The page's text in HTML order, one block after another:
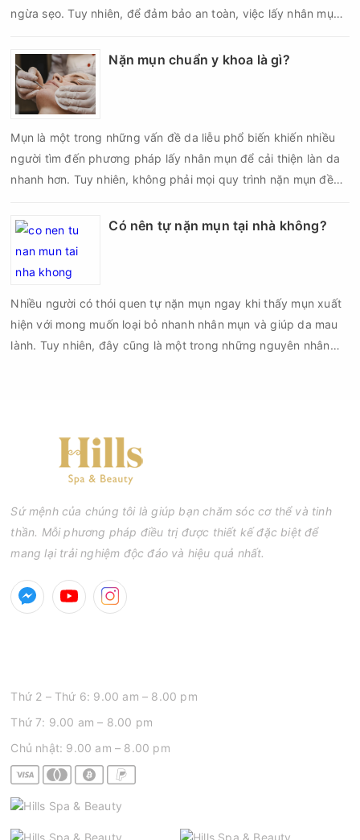
ngừa sẹo. Tuy nhiên, để đảm bảo an toàn, việc lấy nhân mụn
đủ các bước vô khuẩn và chăm sóc sau điều trị.
Nặn mụn chuẩn y khoa là gì?
Mụn là một trong những vấn đề da liễu phổ biến khiến nhiều
người tìm đến phương pháp lấy nhân mụn để cải thiện làn da
nhanh hơn. Tuy nhiên, không phải mọi quy trình nặn mụn đều
sai kỹ thuật hoặc lấy nhân mụn không đúng thời điểm, làn da
Có nên tự nặn mụn tại nhà không?
Nhiều người có thói quen tự nặn mụn ngay khi thấy mụn xuất
hiện với mong muốn loại bỏ nhanh nhân mụn và giúp da mau
lành. Tuy nhiên, đây cũng là một trong những nguyên nhân
Sứ mệnh của chúng tôi là giúp bạn chăm sóc cơ thể và tinh
thần. Mỗi phương pháp điều trị được thiết kế đặc biệt để
mang lại trải nghiệm độc đáo và hiệu quả nhất.
Thứ 2 – Thứ 6: 9.00 am – 8.00 pm
Thứ 7: 9.00 am – 8.00 pm
Chủ nhật: 9.00 am – 8.00 pm